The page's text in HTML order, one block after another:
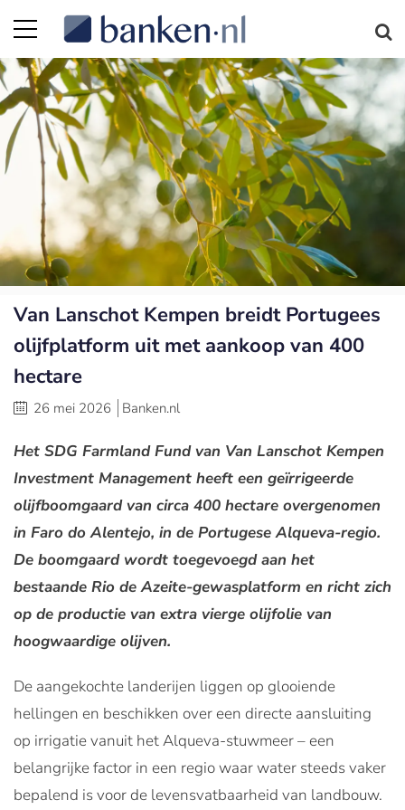
Van Lanschot Kempen breidt Portugees
olijfplatform uit met aankoop van 400
hectare
26 mei 2026 Banken.nl
Het SDG Farmland Fund van Van Lanschot Kempen
Investment Management heeft een geïrrigeerde
olijfboomgaard van circa 400 hectare overgenomen
in Faro do Alentejo, in de Portugese Alqueva-regio.
De boomgaard wordt toegevoegd aan het
bestaande Rio de Azeite-gewasplatform en richt zich
op de productie van extra vierge olijfolie van
hoogwaardige olijven.
De aangekochte landerijen liggen op glooiende
hellingen en beschikken over een directe aansluiting
op irrigatie vanuit het Alqueva-stuwmeer – een
belangrijke factor in een regio waar water steeds vaker
bepalend is voor de levensvatbaarheid van landbouw.